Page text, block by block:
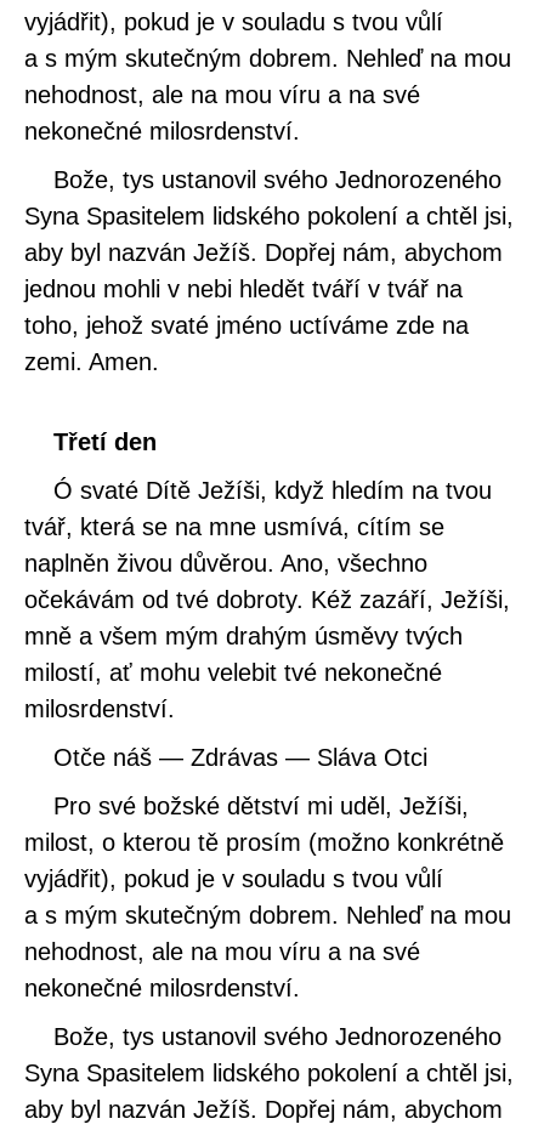
vyjádřit), pokud je v souladu s tvou vůlí
a s mým skutečným dobrem. Nehleď na mou
nehodnost, ale na mou víru a na své
nekonečné milosrdenství.
Bože, tys ustanovil svého Jednorozeného
Syna Spasitelem lidského pokolení a chtěl jsi,
aby byl nazván Ježíš. Dopřej nám, abychom
jednou mohli v nebi hledět tváří v tvář na
toho, jehož svaté jméno uctíváme zde na
zemi. Amen.
Třetí den
Ó svaté Dítě Ježíši, když hledím na tvou
tvář, která se na mne usmívá, cítím se
naplněn živou důvěrou. Ano, všechno
očekávám od tvé dobroty. Kéž zazáří, Ježíši,
mně a všem mým drahým úsměvy tvých
milostí, ať mohu velebit tvé nekonečné
milosrdenství.
Otče náš — Zdrávas — Sláva Otci
Pro své božské dětství mi uděl, Ježíši,
milost, o kterou tě prosím (možno konkrétně
vyjádřit), pokud je v souladu s tvou vůlí
a s mým skutečným dobrem. Nehleď na mou
nehodnost, ale na mou víru a na své
nekonečné milosrdenství.
Bože, tys ustanovil svého Jednorozeného
Syna Spasitelem lidského pokolení a chtěl jsi,
aby byl nazván Ježíš. Dopřej nám, abychom